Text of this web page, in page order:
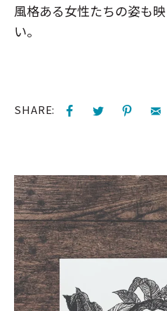
風格ある女性たちの姿も
い。
SHARE: